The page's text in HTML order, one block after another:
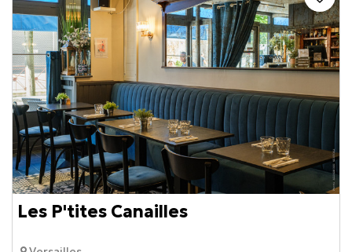
Les P'tites Canailles